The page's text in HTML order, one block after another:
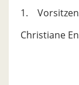
1.
Christiane